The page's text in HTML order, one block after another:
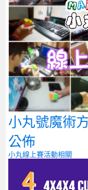
小丸號魔術
公佈
小丸線上賽活動相關